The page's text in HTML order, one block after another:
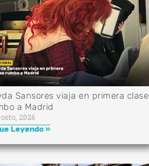
Sansores viaja en primera clase
a Madrid
2026
Leyendo »